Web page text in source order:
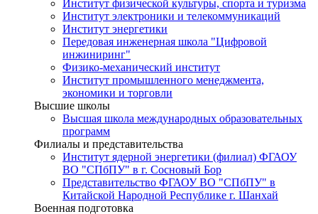
Институт физической культуры, спорта и туризма
Институт электроники и телекоммуникаций
Институт энергетики
Передовая инженерная школа "Цифровой
инжиниринг"
Физико-механический институт
Институт промышленного менеджмента,
экономики и торговли
Высшие школы
Высшая школа международных образовательных
программ
Филиалы и представительства
Институт ядерной энергетики (филиал) ФГАОУ
ВО "СПбПУ" в г. Сосновый Бор
Представительство ФГАОУ ВО "СПбПУ" в
Китайской Народной Республике г. Шанхай
Военная подготовка